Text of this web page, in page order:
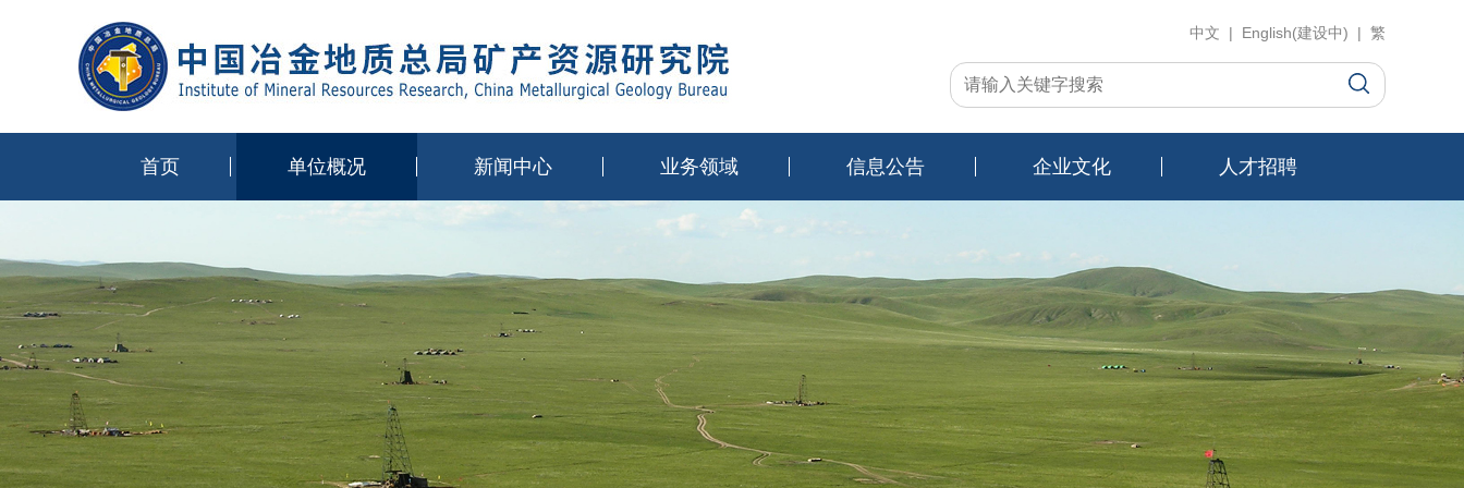
中文 | English(建设中) | 繁
首页 单位概况 新闻中心 业务领域 信息公告 企业文化 人才招聘